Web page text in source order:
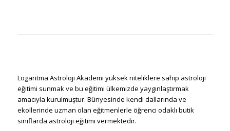
Logaritma Astroloji Akademi yüksek niteliklere sahip astroloji
eğitimi sunmak ve bu eğitimi ülkemizde yaygınlaştırmak
amacıyla kurulmuştur. Bünyesinde kendi dallarında ve
ekollerinde uzman olan eğitmenlerle öğrenci odaklı butik
sınıflarda astroloji eğitimi vermektedir.